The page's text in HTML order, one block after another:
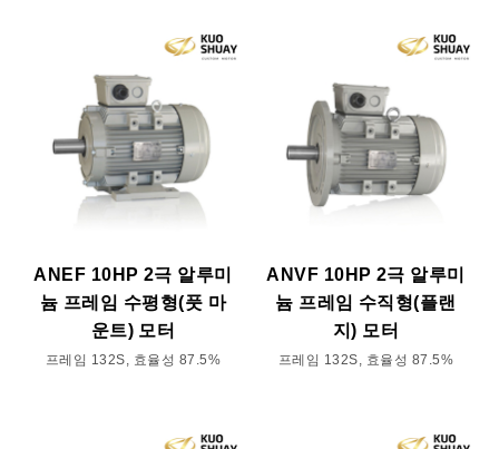
ANEF 10HP 2극 알루미
늄 프레임 수평형(풋 마
운트) 모터
프레임 132S, 효율성 87.5%
ANVF 10HP 2극 알루미
늄 프레임 수직형(플랜
지) 모터
프레임 132S, 효율성 87.5%